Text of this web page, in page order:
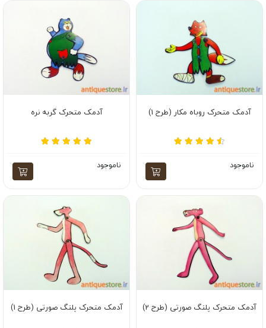
آدمک متحرک روباه مکار (طرح 1)
ناموجود
آدمک متحرک گربه نره
ناموجود
آدمک متحرک پلنگ صورتی (طرح 2) آدمک متحرک پلنگ صورتی (طرح 1)